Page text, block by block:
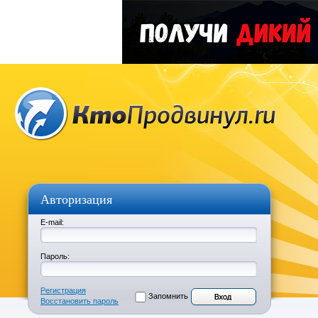
Авторизация
E-mail:
Пароль:
Регистрация
Восстановить пароль
Запомнить